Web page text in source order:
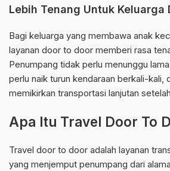
Lebih Tenang Untuk Keluarga
Bagi keluarga yang membawa anak
layanan door to door memberi rasa
Penumpang tidak perlu menunggu
perlu naik turun kendaraan berkali-kali,
memikirkan transportasi lanjutan
Apa Itu Travel Door To
Travel door to door adalah layanan
yang menjemput penumpang dari